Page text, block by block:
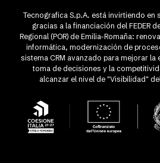
Tecnografica S.p.A. está invirtiendo
gracias a la financiación del FEDER
Regional (POR) de Emilia-Romaña:
informática, modernización de
sistema CRM avanzado para mejorar la
toma de decisiones y la
alcanzar el nivel de "Visibilidad"